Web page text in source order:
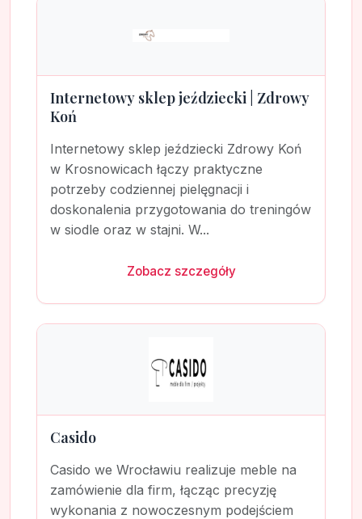
Internetowy sklep jeździecki | Zdrowy
Koń
Internetowy sklep jeździecki Zdrowy Koń
w Krosnowicach łączy praktyczne
potrzeby codziennej pielęgnacji i
doskonalenia przygotowania do treningów
w siodle oraz w stajni. W...
Zobacz szczegóły
Casido
Casido we Wrocławiu realizuje meble na
zamówienie dla firm, łącząc precyzję
wykonania z nowoczesnym podejściem